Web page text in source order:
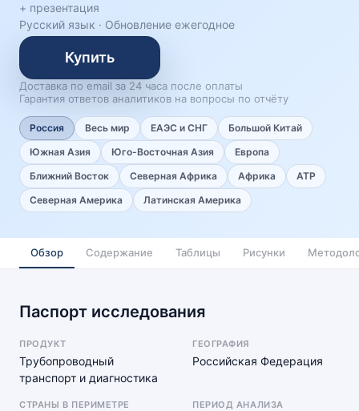
+ презентация
Русский язык · Обновление ежегодное
Купить
Доставка по email за 24 часа после оплаты
Гарантия ответов аналитиков на вопросы по отчёту
Россия Весь мир ЕАЭС и СНГ
Большой Китай
Южная Азия
Юго-Восточная Азия
Европа
Ближний Восток
Северная Африка Африка
АТР
Северная Америка
Латинская Америка
Обзор Содержание Таблицы Рисунки
Паспорт исследования
ПРОДУКТ
Трубопроводный
транспорт и диагностика
ГЕОГРАФИЯ
Российская Федерация
СТРАНЫ В ПЕРИМЕТРЕ ПЕРИОД АНАЛИЗА